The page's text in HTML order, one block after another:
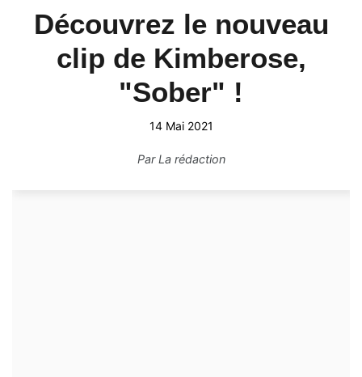
Découvrez le nouveau
clip de Kimberose,
"Sober" !
14 Mai 2021
ParLa rédaction